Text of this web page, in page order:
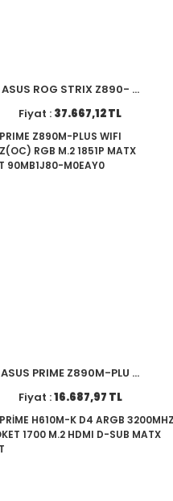
ASUS ROG STRIX Z890- ...
Fiyat : 37.667,12 TL
ASUS PRIME Z890M-PLU ...
Fiyat :16.687,97 TL